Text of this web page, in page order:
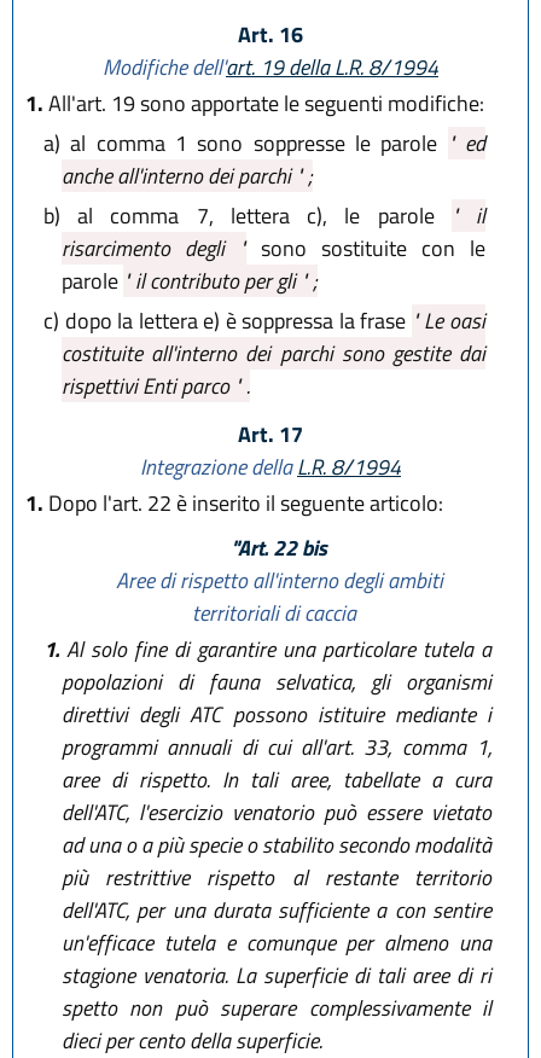
Art. 16
Modifiche dell'art. 19 della L.R. 8/1994
1.All'art. 19 sono apportate le seguenti modifiche:
a) al comma 1 sono soppresse le parole " ed
anche all'interno dei parchi " ;
b) al comma 7, lettera c), le parole
" il
risarcimento degli "sono sostituite con le
parole " il contributo per gli " ;
c) dopo la lettera e) è soppressa la frase " Le oasi
costituite all'interno dei parchi sono gestite dai
rispettivi Enti parco " .
Art. 17
Integrazione dellaL.R. 8/1994
1. Dopo l'art. 22 è inserito il seguente articolo:
"Art. 22 bis
Aree di rispetto all'interno degli ambiti
territoriali di caccia
1.Al solo fine di garantire una particolare tutela a
popolazioni di fauna selvatica, gli organismi
direttivi degli ATC possono istituire mediante i
programmi annuali di cui all'art. 33, comma 1,
aree di rispetto. In tali aree, tabellate a cura
dell'ATC, l'esercizio venatorio può essere vietato
ad una o a più specie o stabilito secondo modalità
più restrittive rispetto al restante territorio
dell'ATC, per una durata sufficiente a con sentire
un'efficace tutela e comunque per almeno una
stagione venatoria. La superficie di tali aree di ri
spetto non può superare complessivamente il
dieci per cento della superficie.